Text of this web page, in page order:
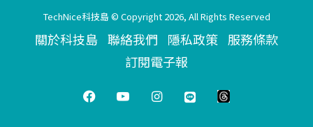
TechNice科技島 © Copyright 2026, All Rights Reserved
關於科技島 聯絡我們 隱私政策 服務條款
訂閱電子報